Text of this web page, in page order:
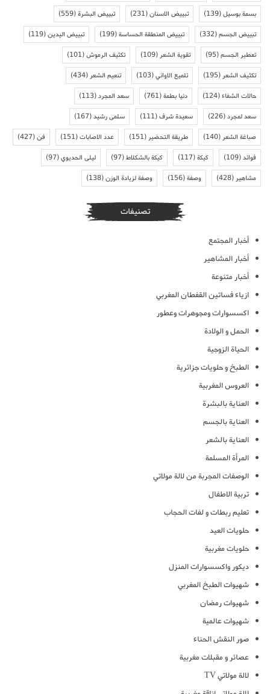
بسمة بوسيل(139) تبييض الاسنان(231) تبييض البشرة(559)
تبييض الجسم(332) تبييض المنطقة الحساسة(199) تبييض اليدين(119)
تعطير الجسم(95) تقوية الشعر(109) تكثيف الرموش(101)
تكثيف الشعر(195) تلميع الاواني(103) تنعيم الشعر(434)
حالات الشفاء(124) دنيا بطمة(761) سعد المجرد(113)
سعد لمجرد(226) سعيدة شرف(111) سلمى رشيد(167)
صباغة الشعر(140) طريقة التحضير(151) عدد الاصابات(151) فن(427)
فوائد(109) كيكة(117) كيكة بالشكلاط(97) ليلى الحديوي(97)
مشاهير(428) وصفة(156) وصفة لزيادة الوزن(138)
تصنيفات
أخبار المجتمع
أخبار المشاهير
أخبار متنوعة
ازياء فساتين القفطان المغربي
اكسسوارات ومجوهرات وعطور
الحمل و الولادة
الحياة الزوجية
الطبخ و حلويات جزائرية
العروس المغربية
العناية بالبشرة
العناية بالجسم
العناية بالشعر
المرأة المسلمة
الوصفات المجربة من لالة مولاتي
تربية الاطفال
تعليم ربطات و لفات الحجاب
حلويات العيد
حلويات مغربية
ديكور واكسسوارات المنزل
شهيوات الطبخ المغربي
شهيوات رمضان
شهيوات عالمية
صور النقش الحناء
عصائر و مقبلات مغربية
لالة مولاتي TV